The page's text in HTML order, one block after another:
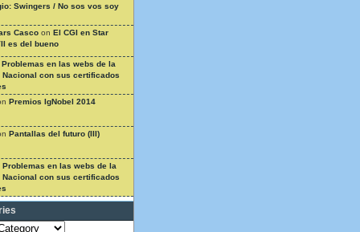
Swingers / No sos vos soy
Casco on El CGI en Star
es del bueno
Problemas en las webs de la
Nacional con sus certificados
Premios IgNobel 2014
Pantallas del futuro (III)
Problemas en las webs de la
Nacional con sus certificados